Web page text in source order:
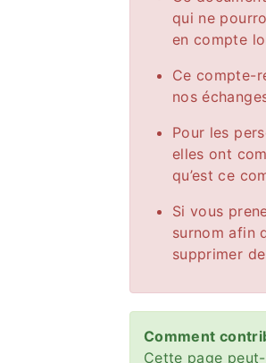
qui ne
en compte
Ce compte-
nos
Pour les
elles ont
qu’est ce
Si vous
surnom afin
supprimer
Comment
Cette page